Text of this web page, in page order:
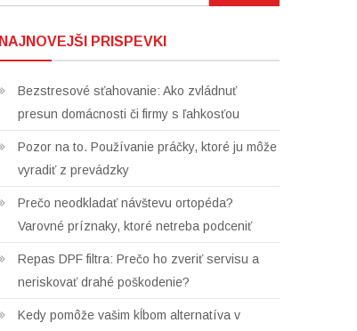
NAJNOVEJŠI PRISPEVKI
Bezstresové sťahovanie: Ako zvládnuť
presun domácnosti či firmy s ľahkosťou
Pozor na to. Používanie práčky, ktoré ju môže
vyradiť z prevádzky
Prečo neodkladať návštevu ortopéda?
Varovné príznaky, ktoré netreba podceniť
Repas DPF filtra: Prečo ho zveriť servisu a
neriskovať drahé poškodenie?
Kedy pomôže vašim kĺbom alternatíva v